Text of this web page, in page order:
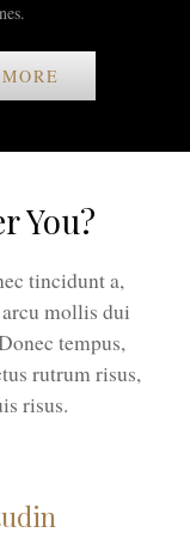
You?
tincidunt a,
mollis dui
tempus,
rutrum risus,
risus.